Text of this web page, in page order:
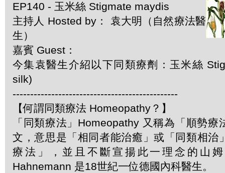
EP140 - 玉米絲 Stigmate maydis
主持人 Hosted by： 袁大明（自然療法醫
生）
嘉賓 Guest：
今集袁醫生介紹以下同類療劑：玉米絲
silk)
-----------------------------------------------
【何謂同類療法 Homeopathy？】
「同類療法」Homeopathy 又稱為「順勢療
文，意思是「相同者能治癒」或「同類相治
療法」，並且不斷宣揚此一理念的山
Hahnemann 是18世紀一位德國內科醫生。